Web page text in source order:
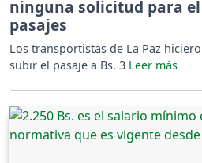
ninguna solicitud para
pasajes
Los transportistas de La Paz
subir el pasaje a Bs. 3